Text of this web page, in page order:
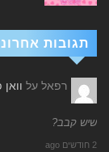
תגובות
רפאל על
שיש קבב?
2 חודשים ago